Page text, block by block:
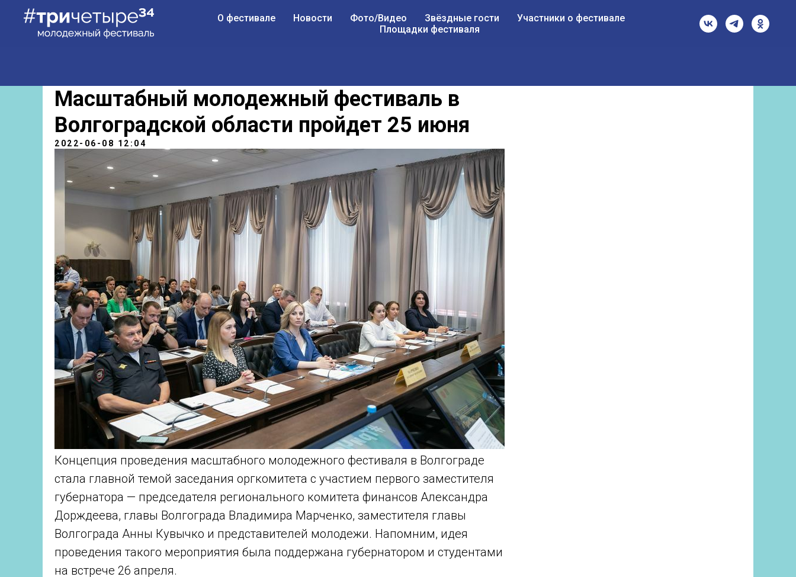
О фестивале Новости Фото/Видео Звёздные гости
Участники о фестивале
Площадки фестиваля
Масштабный молодежный фестиваль в
Волгоградской области пройдет 25 июня
2022-06-08 12:04
Концепция проведения масштабного молодежного фестиваля в Волгограде
стала главной темой заседания оргкомитета с участием первого заместителя
губернатора — председателя регионального комитета финансов Александра
Дорждеева, главы Волгограда Владимира Марченко, заместителя главы
Волгограда Анны Кувычко и представителей молодежи. Напомним, идея
проведения такого мероприятия была поддержана губернатором и студентами
на встрече 26 апреля.